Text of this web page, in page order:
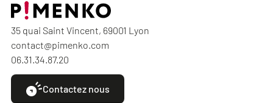
35 quai Saint Vincent, 69001 Lyon
contact@pimenko.com
06.31.34.87.20
Contactez nous